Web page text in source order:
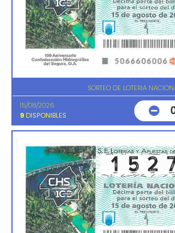
SORTEO DE LOTERIA
15/08/2026
9 DISPONIBLES